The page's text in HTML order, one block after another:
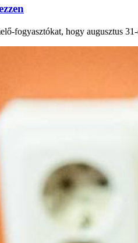
fogyasztókat, hogy augusztus